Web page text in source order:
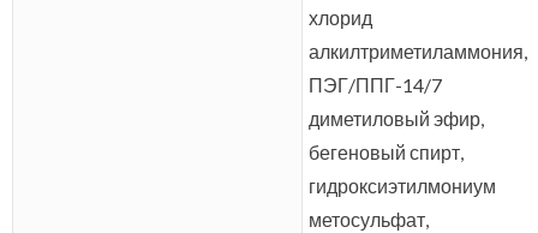
хлорид
алкилтриметиламмония,
ПЭГ/ППГ-14/7
диметиловый эфир,
бегеновый спирт,
гидроксиэтилмониум
метосульфат,